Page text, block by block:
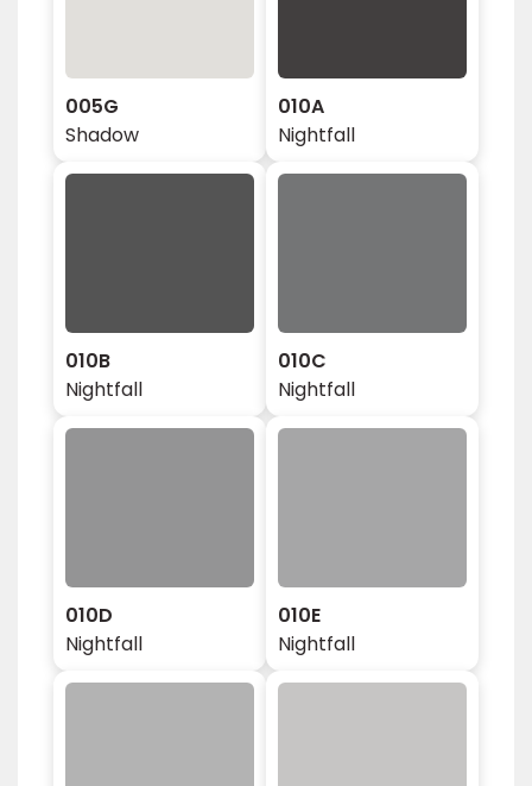
005G
Shadow
010A
Nightfall
010B
Nightfall
010C
Nightfall
010D
Nightfall
010E
Nightfall